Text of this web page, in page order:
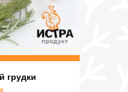
грудки